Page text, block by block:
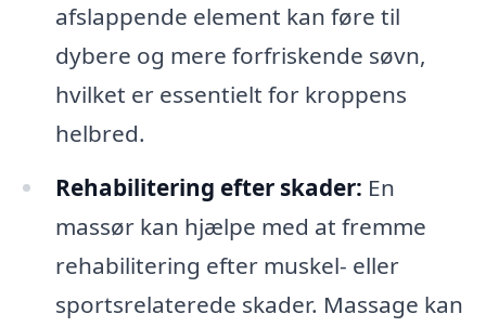
afslappende element kan føre til
dybere og mere forfriskende søvn,
hvilket er essentielt for kroppens
helbred.
Rehabilitering efter skader: En
massør kan hjælpe med at fremme
rehabilitering efter muskel- eller
sportsrelaterede skader. Massage kan